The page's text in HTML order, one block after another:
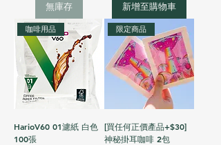
無庫存 新增至購物車
咖啡用品
HarioV60 01濾紙 白色
100張
限定商品
[買任何正價產品+$30]
神秘掛耳咖啡 2包